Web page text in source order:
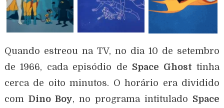
Quando estreou na TV, no dia 10 de setembro
de 1966, cada episódio de Space Ghost tinha
cerca de oito minutos. O horário era dividido
com Dino Boy, no programa intitulado Space